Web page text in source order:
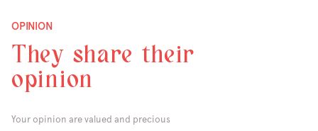
OPINION
They share their
opinion
Your opinion are valued and precious